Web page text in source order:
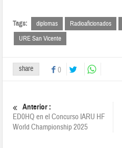
Tags: diplomas Radioaficionados
URE San Vicente
share 0
Anterior :
ED0HQ en el Concurso IARU HF
World Championship 2025